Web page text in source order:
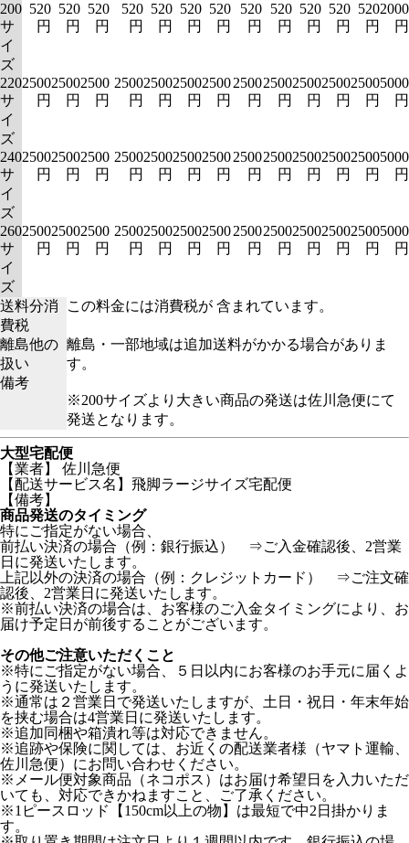
200
サ
イ
ズ
520
円
520
円
520
円
520
円
520
円
520
円
520
円
520
円
520
円
520
円
520
円
520
円
2000
円
220
サ
イ
ズ
2500
円
2500
円
2500
円
2500
円
2500
円
2500
円
2500
円
2500
円
2500
円
2500
円
2500
円
2500
円
5000
円
240
サ
イ
ズ
2500
円
2500
円
2500
円
2500
円
2500
円
2500
円
2500
円
2500
円
2500
円
2500
円
2500
円
2500
円
5000
円
260
サ
イ
ズ
2500
円
2500
円
2500
円
2500
円
2500
円
2500
円
2500
円
2500
円
2500
円
2500
円
2500
円
2500
円
5000
円
送料分消
費税
この料金には消費税が 含まれています。
離島他の
扱い
離島・一部地域は追加送料がかかる場合がありま
す。
備考
※200サイズより大きい商品の発送は佐川急便にて
発送となります。
大型宅配便
【業者】 佐川急便
【配送サービス名】飛脚ラージサイズ宅配便
【備考】
商品発送のタイミング
特にご指定がない場合、
前払い決済の場合（例：銀行振込） ⇒ご入金確認後、2営業
日に発送いたします。
上記以外の決済の場合（例：クレジットカード） ⇒ご注文確
認後、2営業日に発送いたします。
※前払い決済の場合は、お客様のご入金タイミングにより、お
届け予定日が前後することがございます。
その他ご注意いただくこと
※特にご指定がない場合、５日以内にお客様のお手元に届くよ
うに発送いたします。
※通常は２営業日で発送いたしますが、土日・祝日・年末年始
を挟む場合は4営業日に発送いたします。
※追加同梱や箱潰れ等は対応できません。
※追跡や保険に関しては、お近くの配送業者様（ヤマト運輸、
佐川急便）にお問い合わせください。
※メール便対象商品（ネコポス）はお届け希望日を入力いただ
いても、対応できかねますこと、ご了承ください。
※1ピースロッド【150cm以上の物】は最短で中2日掛かりま
す。